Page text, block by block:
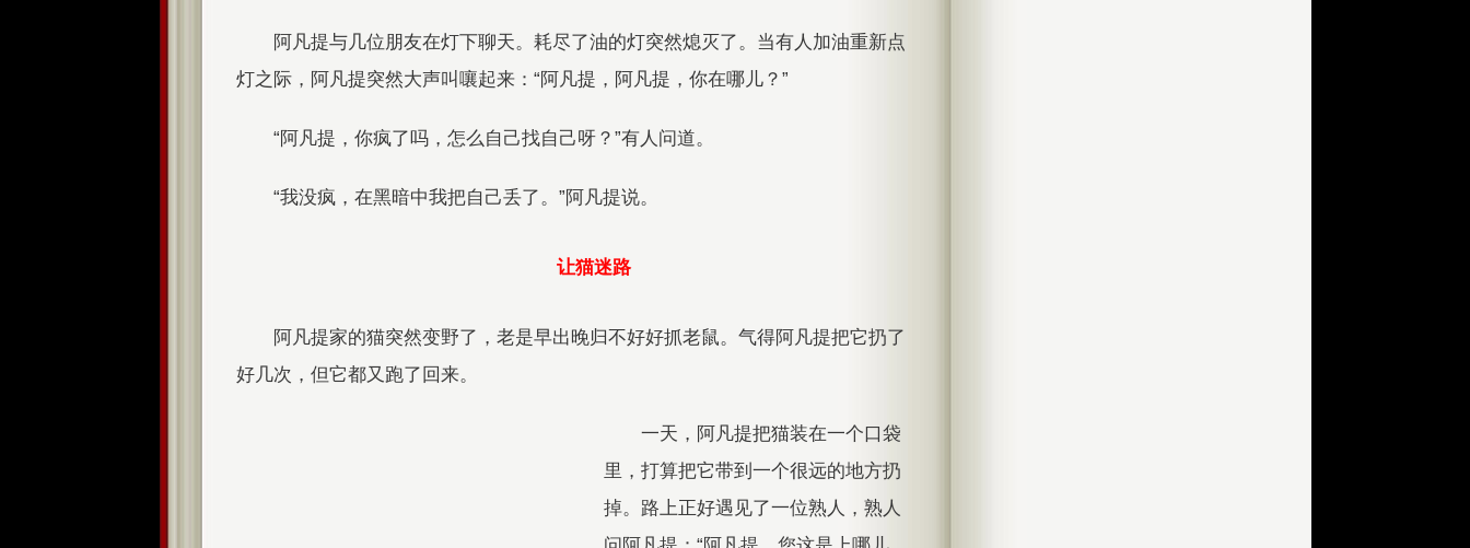
阿凡提与几位朋友在灯下聊天。耗尽了油的灯突然熄灭了。当有人加油重新点
灯之际，阿凡提突然大声叫嚷起来：“阿凡提，阿凡提，你在哪儿？”
“阿凡提，你疯了吗，怎么自己找自己呀？”有人问道。
“我没疯，在黑暗中我把自己丢了。”阿凡提说。
让猫迷路
阿凡提家的猫突然变野了，老是早出晚归不好好抓老鼠。气得阿凡提把它扔了
好几次，但它都又跑了回来。
一天，阿凡提把猫装在一个口袋
里，打算把它带到一个很远的地方扔
掉。路上正好遇见了一位熟人，熟人